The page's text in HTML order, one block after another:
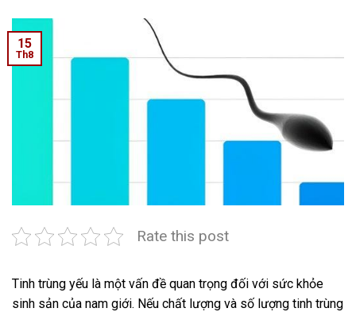
15
Th8
Rate this post
Tinh trùng yếu là một vấn đề quan trọng đối với sức khỏe
sinh sản của nam giới. Nếu chất lượng và số lượng tinh trùng